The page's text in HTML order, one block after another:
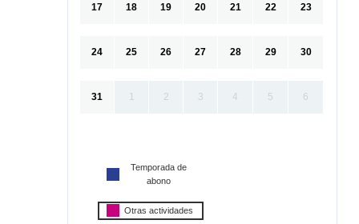
17 18 19 20 21 22 23
24 25 26 27 28 29 30
31 1 2 3 4 5 6
Temporada de
abono
Otras actividades